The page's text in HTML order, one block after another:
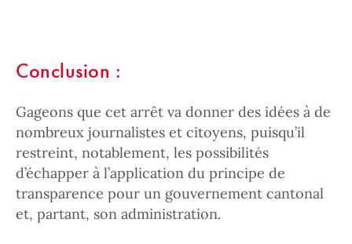
Conclusion :
Gageons que cet arrêt va donner des idées à de
nombreux journalistes et citoyens, puisqu’il
restreint, notablement, les possibilités
d’échapper à l’application du principe de
transparence pour un gouvernement cantonal
et, partant, son administration.